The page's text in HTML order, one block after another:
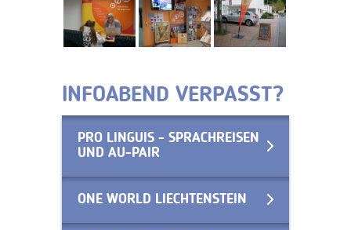
INFOABEND VERPASST?
PRO LINGUIS - SPRACHREISEN
UND AU-PAIR
ONE WORLD LIECHTENSTEIN